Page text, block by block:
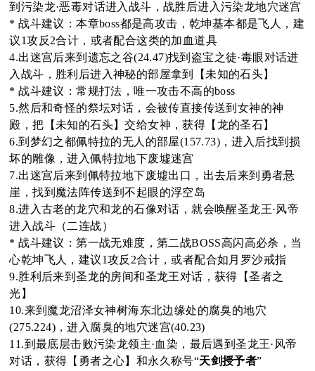
oa
到污染龙·恶毒对话进入战斗，战胜后进入污染龙地穴迷宫
* 战斗建议：本章boss都是高攻击，乾坤基本都是飞人，建
议1攻反2合计，或者配合这类的加血道具
4.出迷宫后来到遗忘之谷(24.47)找到盗宝之徒·毒眼对话进
入战斗，胜利后进入神秘的部屋拿到【未知的石头】
* 战斗建议：常规打法，唯一攻击不高的boss
5.然后和奇怪的祭坛对话，会被传直接传送到女神的神
殿，把【未知的石头】交给女神，获得【龙的圣石】
6.到梦幻之都佩特拉的无人的部屋(157.73)，进入后找到损
坏的雕像，进入佩特拉地下废墟迷宫
7.出迷宫后来到佩特拉地下废墟出口，出去后来到勇者悬
崖，找到魔法阵传送到不起眼的浮空岛
8.进入古老的龙穴和龙的石像对话，就会唤醒圣龙王·风帝
进入战斗（二连战）
* 战斗建议：第一战无难度，第二战BOSS高闪高必杀，当
心乾坤飞人，建议1攻反2合计，或者配合如月罗沙戒指
9.胜利后来到圣龙的房间和圣龙王对话，获得【圣者之
光】
10.来到魔龙沼泽女神树海东北边缘处的腐臭的地穴
(275.224)，进入腐臭的地穴迷宫(40.23)
11.到最底层击败污染龙领主·血染，最后遇到圣龙王·风帝
对话，获得【勇者之心】和永久称号“天剑授予者”